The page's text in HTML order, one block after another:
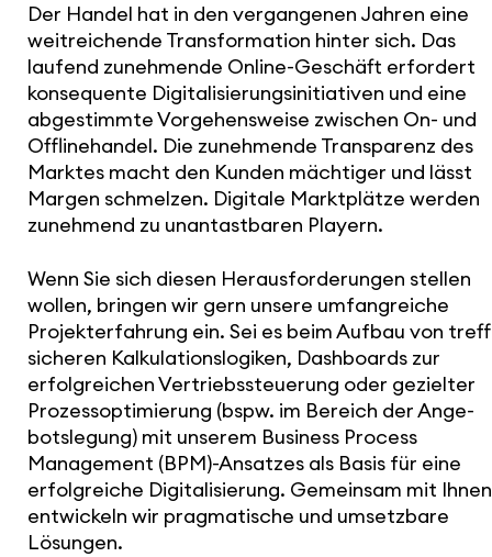
Der Handel hat in den vergan­genen Jahren eine
weit­rei­chende Trans­for­ma­tion hinter sich. Das
laufend zuneh­mende Online-Geschäft erfordert
konse­quente Digi­ta­li­sie­rungs­in­itia­tiven und eine
abge­stimmte Vorge­hens­weise zwischen On- und
Offline­handel. Die zuneh­mende Trans­pa­renz des
Marktes macht den Kunden mächtiger und lässt
Margen schmelzen. Digitale Markt­plätze werden
zunehmend zu unan­tast­baren Playern.
Wenn Sie sich diesen Heraus­for­de­rungen stellen
wollen, bringen wir gern unsere umfang­reiche
Projekt­er­fah­rung ein. Sei es beim Aufbau von
si­cheren Kalku­la­ti­ons­lo­giken, Dash­boards zur
erfolg­rei­chen Vertriebs­steue­rung oder gezielter
Prozess­op­ti­mie­rung (bspw. im Bereich der Ange­
bots­le­gung) mit unserem Business Process
Manage­ment (BPM)-Ansatzes als Basis für eine
erfolg­reiche Digi­ta­li­sie­rung. Gemeinsam mit Ihnen
entwi­ckeln wir prag­ma­ti­sche und umsetz­bare
Lösungen.